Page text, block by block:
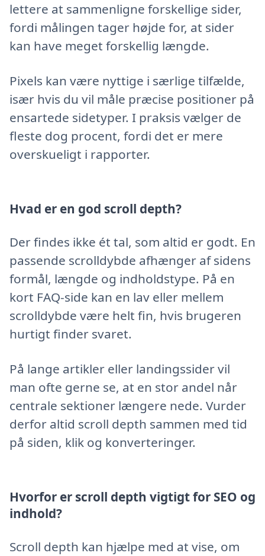
lettere at sammenligne forskellige sider,
fordi målingen tager højde for, at sider
kan have meget forskellig længde.
Pixels kan være nyttige i særlige tilfælde,
især hvis du vil måle præcise positioner på
ensartede sidetyper. I praksis vælger de
fleste dog procent, fordi det er mere
overskueligt i rapporter.
Hvad er en god scroll depth?
Der findes ikke ét tal, som altid er godt. En
passende scrolldybde afhænger af sidens
formål, længde og indholdstype. På en
kort FAQ-side kan en lav eller mellem
scrolldybde være helt fin, hvis brugeren
hurtigt finder svaret.
På lange artikler eller landingssider vil
man ofte gerne se, at en stor andel når
centrale sektioner længere nede. Vurder
derfor altid scroll depth sammen med tid
på siden, klik og konverteringer.
Hvorfor er scroll depth vigtigt for SEO og
indhold?
Scroll depth kan hjælpe med at vise, om